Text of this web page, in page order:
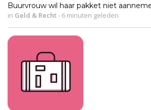
Buurvrouw wil haar pakket niet
in Geld & Recht- 6 minuten geleden